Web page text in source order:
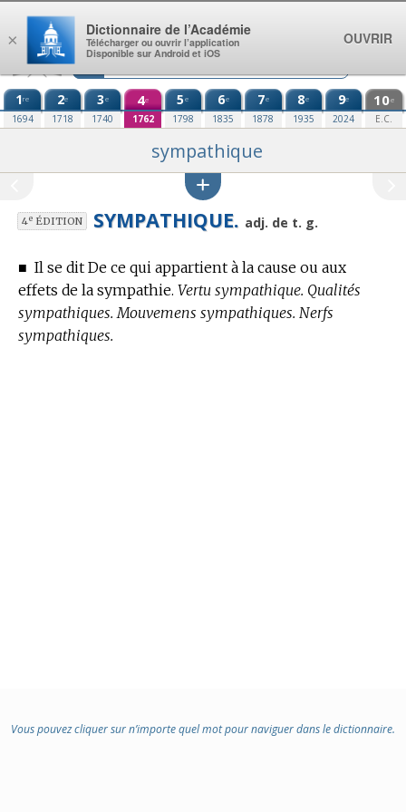
Aller au contenu
1re
1694
2e
1718
3e
1740
4e
1762
5e
1798
6e
1835
7e
1878
8e
1935
9e
2024
10e
E.C.
sympathique
4eÉDITION SYMPATHIQUE. adj. de t. g.
■ Il se dit De ce qui appartient à la cause ou aux
effets de la sympathie. Vertu sympathique. Qualités
sympathiques. Mouvemens sympathiques. Nerfs
sympathiques.
Vous pouvez cliquer sur n’importe quel mot pour naviguer dans le dictionnaire.
×
Dictionnaire de l’Académie
Télécharger ou ouvrir l’application
Disponible sur Android et iOS
OUVRIR